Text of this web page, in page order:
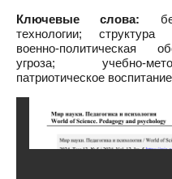
Ключевые слова:
технологии; структура
военно-политическая
угроза; учебно-
патриотическое